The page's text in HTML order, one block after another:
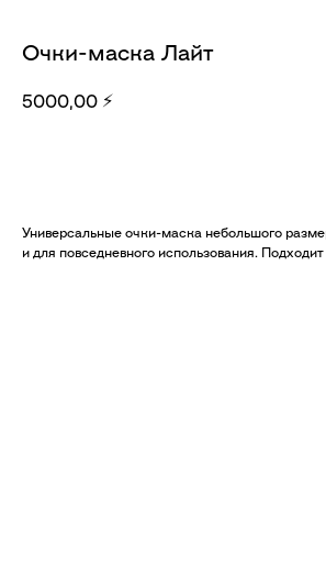
Очки-маска Лайт
5000,00 ⚡
Универсальные очки-маска небольшого
и для повседневного использования.